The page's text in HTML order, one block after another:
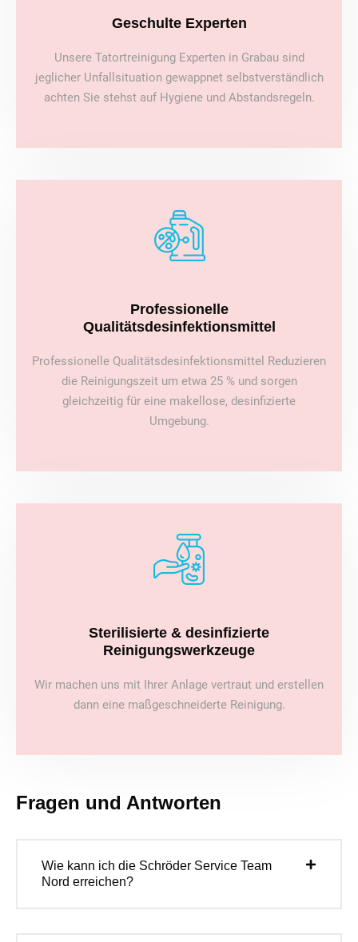
Geschulte Experten
Unsere Tatortreinigung Experten in Grabau sind
jeglicher Unfallsituation gewappnet selbstverständlich
achten Sie stehst auf Hygiene und Abstandsregeln.
Professionelle
Qualitätsdesinfektionsmittel
Professionelle Qualitätsdesinfektionsmittel Reduzieren
die Reinigungszeit um etwa 25 % und sorgen
gleichzeitig für eine makellose, desinfizierte
Umgebung.
Sterilisierte & desinfizierte
Reinigungswerkzeuge
Wir machen uns mit Ihrer Anlage vertraut und erstellen
dann eine maßgeschneiderte Reinigung.
Fragen und Antworten
Wie kann ich die Schröder Service Team
Nord erreichen?